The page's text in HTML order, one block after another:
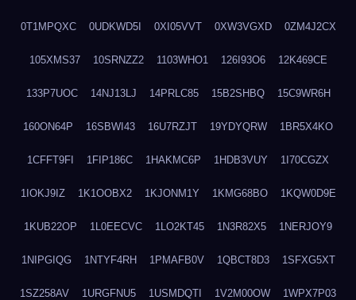
0T1MPQXC 0UDKWD5I 0XI05VVT 0XW3VGXD 0ZM4J2CX
105XMS37 10SRNZZ2 1103WHO1 126I93O6 12K469CE
133P7UOC 14NJ13LJ 14PRLC85 15B2SHBQ 15C9WR6H
160ON64P 16SBWI43 16U7RZJT 19YDYQRW 1BR5X4KO
1CFFT9FI 1FIP186C 1HAKMC6P 1HDB3VUY 1I70CGZX
1IOKJ9IZ 1K1OOBX2 1KJONM1Y 1KMG68BO 1KQW0D9E
1KUB22OP 1L0EECVC 1LO2KT45 1N3R82X5 1NERJOY9
1NIPGIQG 1NTYF4RH 1PMAFB0V 1QBCT8D3 1SFXG5XT
1SZ258AV 1URGFNU5 1USMDQTI 1V2M00OW 1WPX7P03